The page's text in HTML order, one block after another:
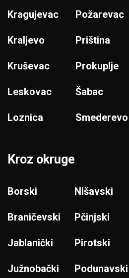
Kragujevac
Kraljevo
Kruševac
Leskovac
Loznica
Požarevac
Priština
Prokuplje
Šabac
Smederevo
Kroz okruge
Borski
Braničevski
Jablanički
Južnobački
Nišavski
Pčinjski
Pirotski
Podunavski